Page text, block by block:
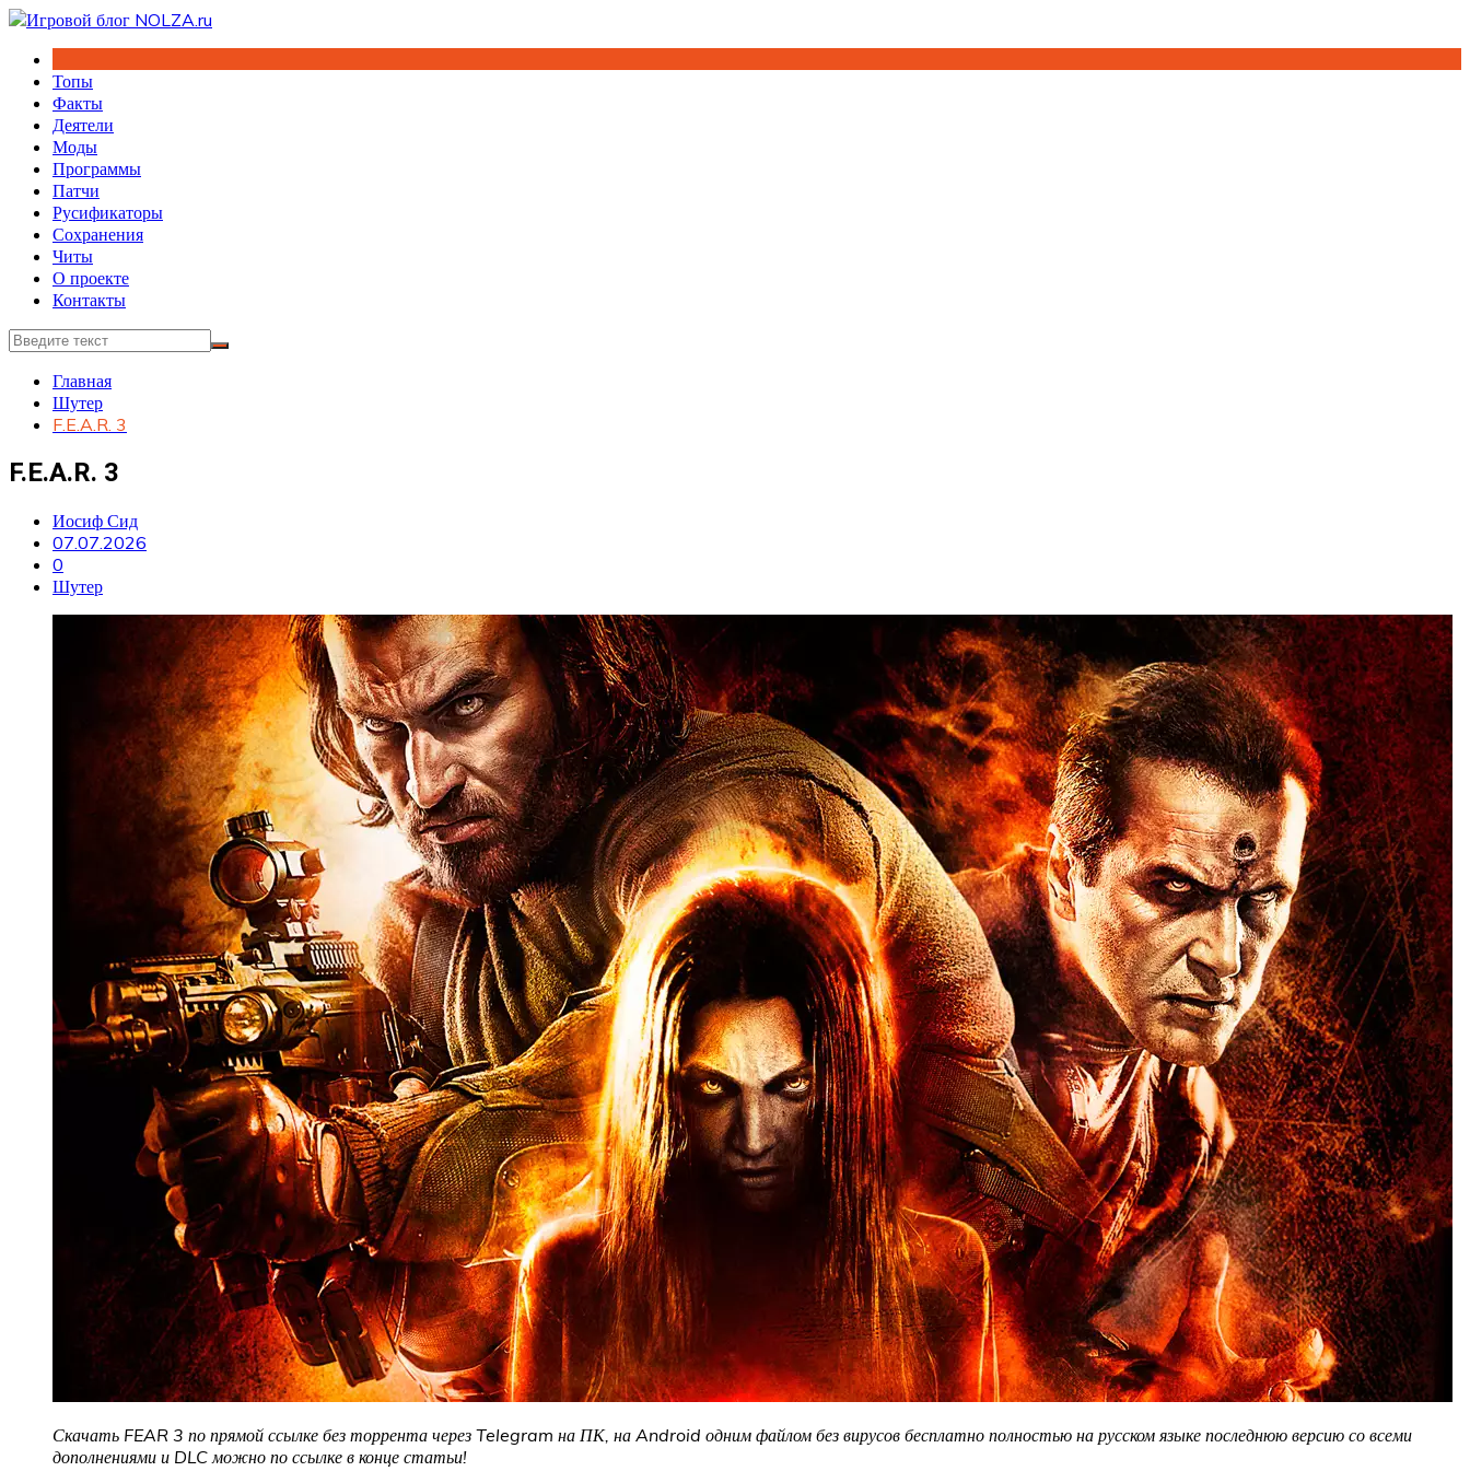
Перейти
содержимому
Топы
Факты
Деятели
Моды
Программы
Патчи
Русификаторы
Сохранения
Читы
О проекте
Контакты
Главная
Шутер
F.E.A.R. 3
F.E.A.R. 3
Иосиф Сид
07.07.2026
0
Шутер
Скачать FEAR 3 по прямой ссылке без торрента через Telegram на ПК, на Android одним файлом без вирусов бесплатно полностью на русском языке последнюю версию со всеми
дополнениями и DLC можно по ссылке в конце статьи!